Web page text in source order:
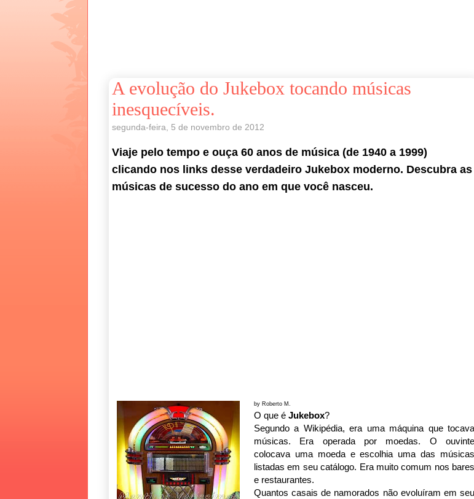
A evolução do Jukebox tocando músicas
inesquecíveis.
segunda-feira, 5 de novembro de 2012
Viaje pelo tempo e ouça 60 anos de música (de 1940 a 1999)
clicando nos links desse verdadeiro Jukebox moderno. Descubra as
músicas de sucesso do ano em que você nasceu.
by Roberto M.
O que é Jukebox?
Segundo a Wikipédia, era uma máquina que tocava
músicas. Era operada por moedas. O ouvinte
colocava uma moeda e escolhia uma das músicas
listadas em seu catálogo. Era muito comum nos bares
e restaurantes.
Quantos casais de namorados não evoluíram em seu